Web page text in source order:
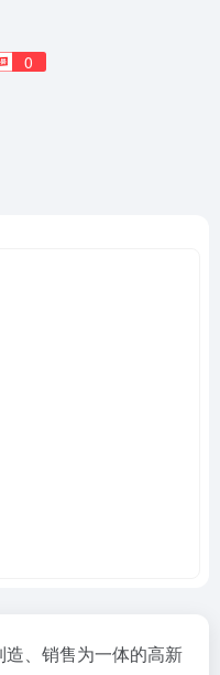
0
、销售为一体的高新